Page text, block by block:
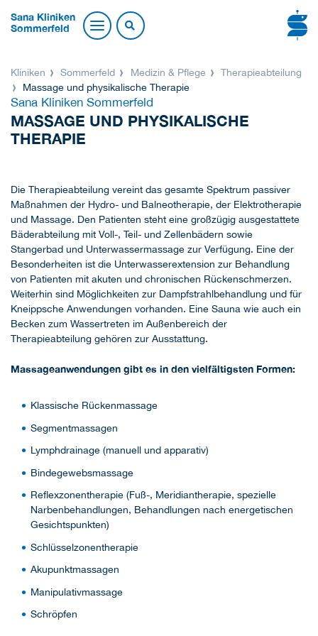
Sana Kliniken
Sommerfeld
Kliniken Sommerfeld Medizin & Pflege
Therapieabteilung
Massage und physikalische Therapie
Sana Kliniken Sommerfeld
MASSAGE UND PHYSIKALISCHE
THERAPIE
Die Therapieabteilung vereint das gesamte Spektrum passiver
Maßnahmen der Hydro- und Balneotherapie, der Elektrotherapie
und Massage. Den Patienten steht eine großzügig ausgestattete
Bäderabteilung mit Voll-, Teil- und Zellenbädern sowie
Stangerbad und Unterwassermassage zur Verfügung. Eine der
Besonderheiten ist die Unterwasserextension zur Behandlung
von Patienten mit akuten und chronischen Rückenschmerzen.
Weiterhin sind Möglichkeiten zur Dampfstrahlbehandlung und für
Kneippsche Anwendungen vorhanden. Eine Sauna wie auch ein
Becken zum Wassertreten im Außenbereich der
Therapieabteilung gehören zur Ausstattung.
Massageanwendungen gibt es in den vielfältigsten Formen:
Klassische Rückenmassage
Segmentmassagen
Lymphdrainage (manuell und apparativ)
Bindegewebsmassage
Reflexzonentherapie (Fuß-, Meridiantherapie, spezielle
Narbenbehandlungen, Behandlungen nach energetischen
Gesichtspunkten)
Schlüsselzonentherapie
Akupunktmassagen
Manipulativmassage
Schröpfen